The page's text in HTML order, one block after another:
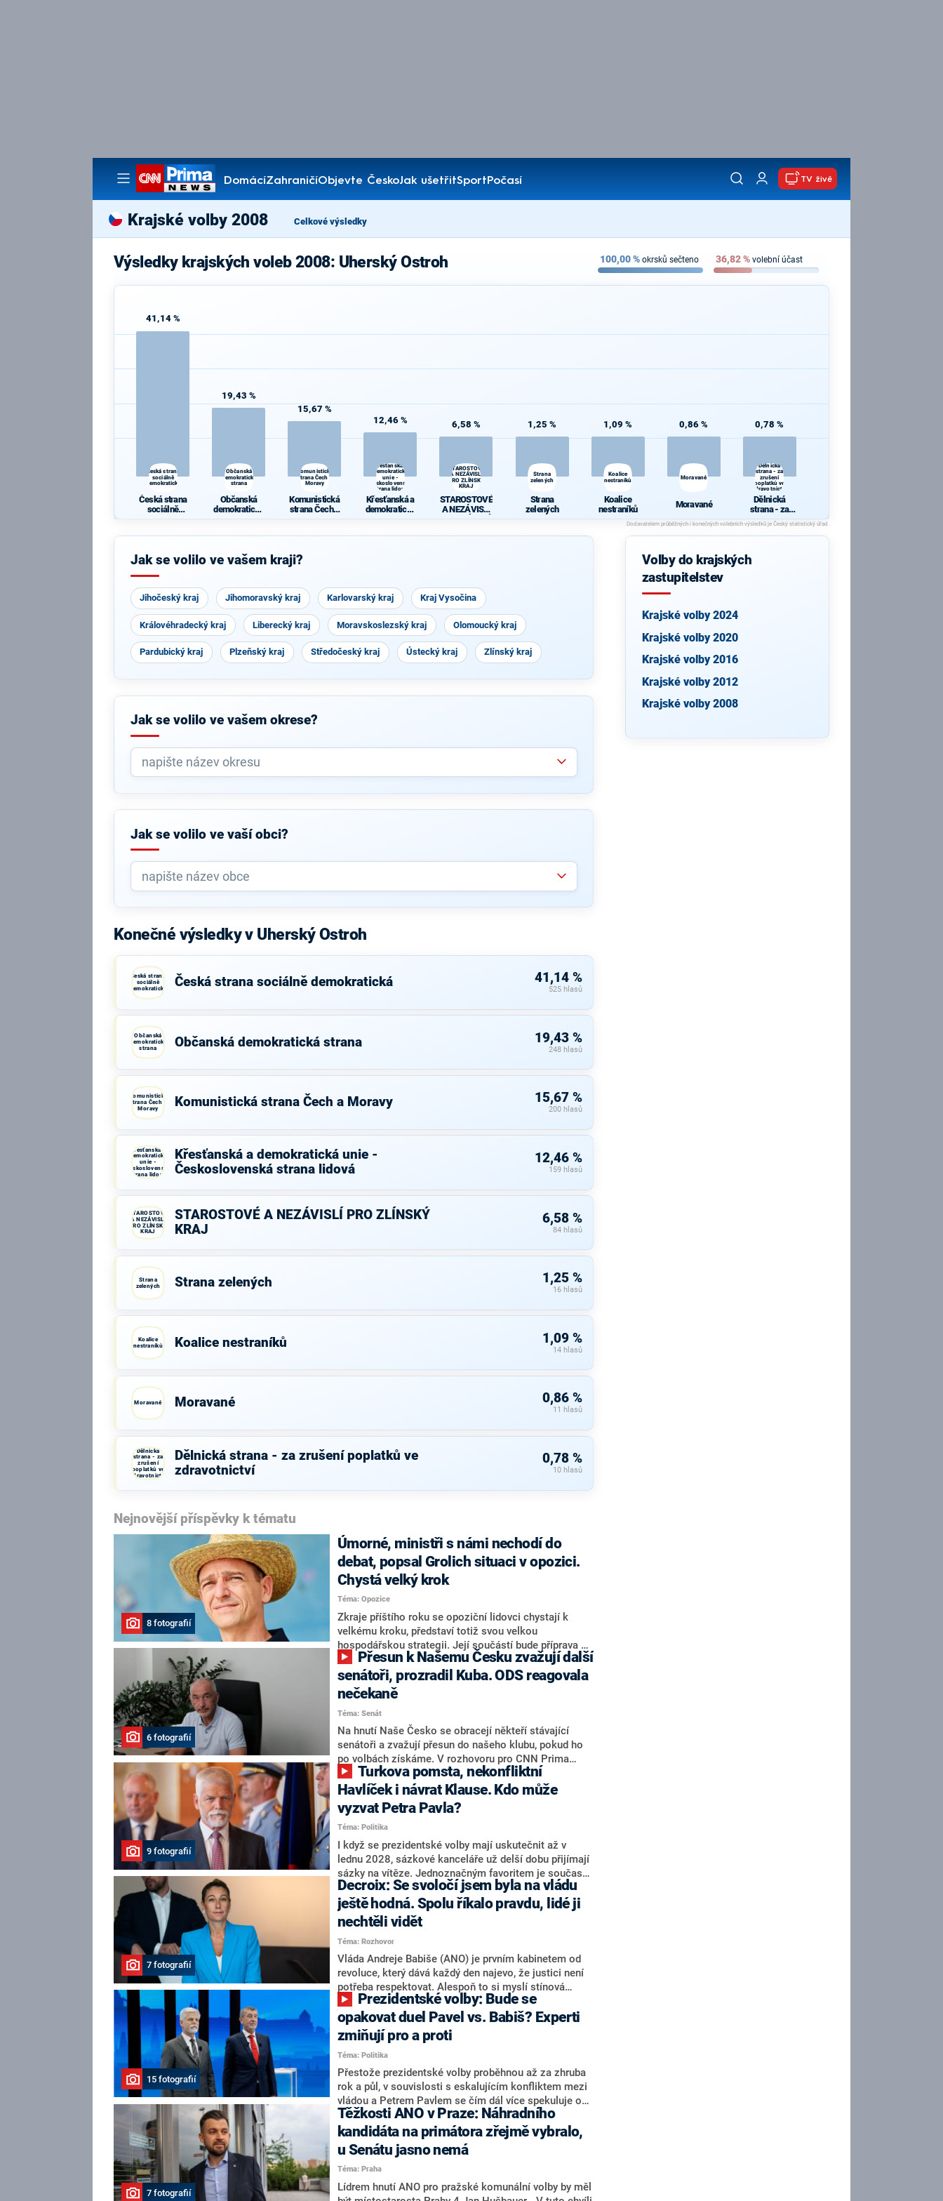
DomácíZahraničíObjevte ČeskoJak ušetřitSportPočasí
Pořady
TV živě
Krajské volby 2008 Celkové výsledky
Výsledky krajských voleb 2008: Uherský Ostroh 100,00% okrsků sečteno 36,82% volební účast
41,14 %
Česká strana
sociálně
demokratická
Česká strana
sociálně
19,43 %
Občanská
demokratická
strana
Občanská
demokratická
15,67 %
Komunistická
strana Čech a
Moravy
Komunistická
strana Čech a
12,46 %
Křesťanská a
demokratická
unie -
Československá
strana lidová
Křesťanská a
demokratická
ká strana
6,58 %
STAROSTOVÉ
A NEZÁVISLÍ
PRO ZLÍNSKÝ
KRAJ
STAROSTOVÉ
A NEZÁVISLÍ
1,25 %
Strana
zelených
Strana
zelených
1,09 %
Koalice
nestraníků
Koalice
nestraníků
0,86 %
Moravané
Moravané
0,78 %
Dělnická
strana - za
zrušení
poplatků ve
zdravotnictví
Dělnická
strana - za
zrušení
poplatků ve
zdravotnictví
Jak se volilo ve vašem kraji?
Jihočeský kraj Jihomoravský kraj Karlovarský kraj Kraj Vysočina
Královéhradecký kraj Liberecký kraj Moravskoslezský kraj Olomoucký kraj
Pardubický kraj Plzeňský kraj Středočeský kraj Ústecký kraj Zlínský kraj
Jak se volilo ve vašem okrese?
Jak se volilo ve vaší obci?
Konečné výsledky v Uherský Ostroh
Česká strana
sociálně
demokratická
Česká strana sociálně demokratická 41,14 %
525 hlasů
Občanská
demokratická
strana
Občanská demokratická strana 19,43 %
248 hlasů
Komunistická
strana Čech a
Moravy
Komunistická strana Čech a Moravy 15,67 %
200 hlasů
Křesťanská a
demokratická
unie -
Československá
strana lidová
Křesťanská a demokratická unie -
Československá strana lidová
12,46 %
159 hlasů
STAROSTOVÉ
A NEZÁVISLÍ
PRO ZLÍNSKÝ
KRAJ
STAROSTOVÉ A NEZÁVISLÍ PRO ZLÍNSKÝ
KRAJ
6,58 %
84 hlasů
Strana
zelených
Strana zelených 1,25 %
16 hlasů
Koalice
nestraníků
Koalice nestraníků 1,09 %
14 hlasů
Moravané Moravané 0,86 %
11 hlasů
Dělnická
strana - za
zrušení
poplatků ve
zdravotnictví
Dělnická strana - za zrušení poplatků ve
zdravotnictví
0,78 %
10 hlasů
Nejnovější příspěvky k tématu
8 fotografií
Úmorné, ministři s námi nechodí do
debat, popsal Grolich situaci v opozici.
Chystá velký krok
Téma: Opozice
Zkraje příštího roku se opoziční lidovci chystají k
velkému kroku, představí totiž svou velkou
hospodářskou strategii. Její součástí bude příprava na
stárnutí populace, řekl ve středu na setkání s novináři
nový předseda lidovců Jan Grolich. Ten zároveň v
senátních volbách kandiduje ve Vyškově. Popsal i
aktivitu opozice, o níž vládní strany nebo političtí
komentátoři mluví jako o slabé a v defenzivě. „Je to
úmorná práce upozorňovat na chyby vlády. Ministři s
námi navíc nechodí do debat. Chceme ale ukazovat
svoje témata,“ odpověděl Grolich na dotaz CNN Prima
NEWS.
6 fotografií
senátoři, prozradil Kuba. ODS reagovala
nečekaně
Téma: Senát
Na hnutí Naše Česko se obracejí někteří stávající
senátoři a zvažují přesun do našeho klubu, pokud ho
po volbách získáme. V rozhovoru pro CNN Prima
NEWS to řekl zakladatel hnutí a jihočeský hejtman
Martin Kuba. Konkrétní nebyl, ale získat by takto mohl
například senátora Zdeňka Hrabu, který je dnes
součástí klubu ODS a TOP 09. Hraba to na dotaz
redakce nevyloučil. Předseda klubu senátorů ODS
Zdeněk Nytra redakci řekl, že počítá s odchodem
některých senátorů z klubu a že Naše Česko není
nepřítel, ale soupeř.
9 fotografií
Havlíček i návrat Klause. Kdo může
vyzvat Petra Pavla?
Téma: Politika
I když se prezidentské volby mají uskutečnit až v
lednu 2028, sázkové kanceláře už delší dobu přijímají
sázky na vítěze. Jednoznačným favoritem je současná
hlava státu Petr Pavel. Daleko za ním pak bookmakeři
zmiňují dva výrazné politiky ANO, tedy premiéra
Andreje Babiše a ministra průmyslu Karla Havlíčka.
Oblíbeným tipem samotných sázkařů je poslanec za
Motoristy Filip Turek. Politolog Jan Kubáček nicméně
o případné kandidatuře kohokoliv ze zmíněné trojice
značně pochybuje. Podle něj současná koalice dosud
nemá osobu, která by Pavlovi mohla konkurovat.
7 fotografií
Decroix: Se svoločí jsem byla na vládu
ještě hodná. Spolu říkalo pravdu, lidé ji
nechtěli vidět
Téma: Rozhovor
Vláda Andreje Babiše (ANO) je prvním kabinetem od
revoluce, který dává každý den najevo, že justici není
potřeba respektovat. Alespoň to si myslí stínová
ministryně spravedlnosti ODS Eva Decroix. V
rozhovoru pro CNN Prima NEWS si nebrala servítky
ohledně politického výkonu svého nástupce Jeronýma
Tejce (za ANO) či vládní zmocněnkyně pro lidská
práva Taťány Malé (ANO). Označením „svoloč“ na
adresu vlády prý byla ještě hodná. Decroix se také
vrátila k volební porážce koalice Spolu či promluvila o
hnutí Naše Česko Martina Kuby.
15 fotografií
opakovat duel Pavel vs. Babiš? Experti
zmiňují pro a proti
Téma: Politika
Přestože prezidentské volby proběhnou až za zhruba
rok a půl, v souvislosti s eskalujícím konfliktem mezi
vládou a Petrem Pavlem se čím dál více spekuluje o
tom, koho by do bitvy o Hrad mohla vyslat současná
koalice. Někteří političtí komentátoři znovu vytahují
jméno premiéra Andreje Babiše (ANO). Jak moc je
pravděpodobné, že se v prezidentských volbách 2028
bude znovu opakovat souboj z roku 2023?
7 fotografií
Těžkosti ANO v Praze: Náhradního
kandidáta na primátora zřejmě vybralo,
u Senátu jasno nemá
Téma: Praha
Lídrem hnutí ANO pro pražské komunální volby by měl
Volby do krajských
zastupitelstev
Krajské volby 2024
Krajské volby 2020
Krajské volby 2016
Krajské volby 2012
Krajské volby 2008